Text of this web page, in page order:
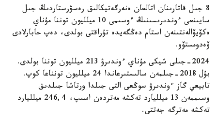
8 جىل قاتارىنان اتالعان ەنەرگەتيكالىق رەسۋرستاردىڭ جىل
سايىنعى ءوندىرىسىنىڭ ءوسىمى 10 ميلليون توننا مۇناي
ەكۆيۆالەنتىنەن استام دەڭگەيدە تۇراقتى بولدى، دەپ حابارلادى
ۆەدومستۆو.
2024-جىلى شيكى مۇناي ءوندىرۋ 213 ميلليون توننا بولدى.
بۇل 2018-جىلمەن سالىستىرعاندا 24 ميلليون تونناعا كوپ.
تابيعي گاز ءوندىرۋ سوڭعى التى جىلدا ورتاشا جىلدىق
وسىممەن 13 ميلليارد تەكشە مەتردەن اسىپ، 246,4 ميلليارد
تەكشە مەترگە جەتتى.